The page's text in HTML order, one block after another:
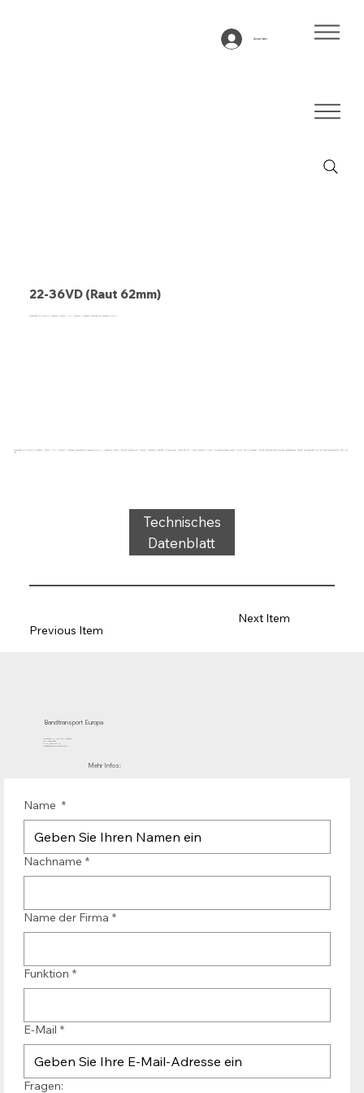
Anmelden
22-36VD (Raut 62mm)
Förderband Typ 22-36VD (Quadrat + 62mm), PVC, schwarz, 2-lagiges querstabiles Gewebe (R/RXA)
Förderband Typ 22-36VD (Quadrat + 62mm), PVC, schwarz, 2-lagiges querstabiles Gewebe (R/RXA), Tragseite: 3,0mm + großes Rautenprofil (62mm), Laufseite: Gewebe, Dicke 8,2mm, Härte 35° ShA, Kraft-Dehnung 11N/mm, Rollendurchmesser 60mm, Rollen- und Gleitträger, ISO340, antistatisches Gewebe, geräuscharm, schwer entflammbar ISO 340, Temperaturbereich -25°C bis
70°
Technisches
Datenblatt
Previous Item
Next Item
Bandtransport Europa
Mühlenhof 12 | 1911 DB Uitgeest
die Niederlande
T.:+31 (0)251 319 119
info@bandtransporteurope.nl
Mehr Infos:
Name *
Nachname *
Name der Firma *
Funktion *
E-Mail *
Fragen: